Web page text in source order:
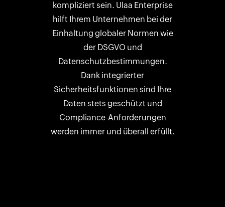
kompliziert sein. Ulaa Enterprise
hilft Ihrem Unternehmen bei der
Einhaltung globaler Normen wie
der DSGVO und
Datenschutzbestimmungen.
Dank integrierter
Sicherheitsfunktionen sind Ihre
Daten stets geschützt und
Compliance-Anforderungen
werden immer und überall erfüllt.